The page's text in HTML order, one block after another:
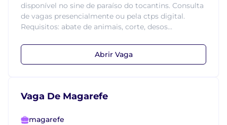
disponível no sine de paraíso do tocantins. Consulta
de vagas presencialmente ou pela ctps digital.
Requisitos: abate de animais, corte, desos...
Abrir Vaga
Vaga De Magarefe
magarefe